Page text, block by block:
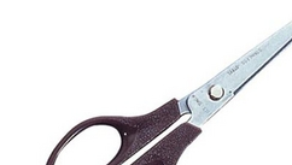
防詐騙聲明